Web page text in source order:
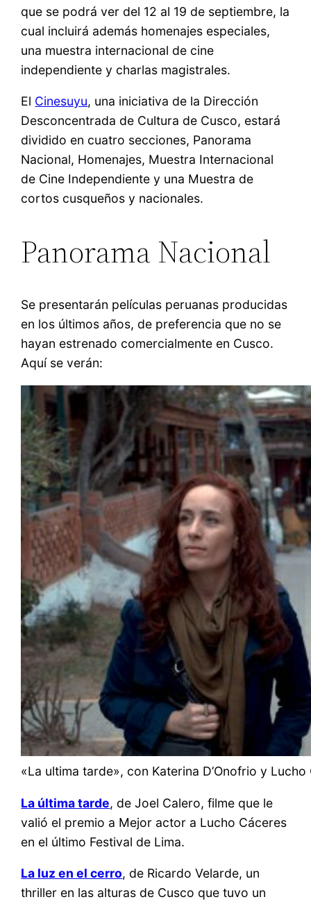
que se podrá ver del 12 al 19 de septiembre, la
cual incluirá además homenajes especiales,
una muestra internacional de cine
independiente y charlas magistrales.
El Cinesuyu, una iniciativa de la Dirección
Desconcentrada de Cultura de Cusco, estará
dividido en cuatro secciones, Panorama
Nacional, Homenajes, Muestra Internacional
de Cine Independiente y una Muestra de
cortos cusqueños y nacionales.
Panorama Nacional
Se presentarán películas peruanas producidas
en los últimos años, de preferencia que no se
hayan estrenado comercialmente en Cusco.
Aquí se verán:
«La ultima tarde», con Katerina D’Onofrio y
La última tarde, de Joel Calero, filme que le
valió el premio a Mejor actor a Lucho Cáceres
en el último Festival de Lima.
La luz en el cerro, de Ricardo Velarde, un
thriller en las alturas de Cusco que tuvo un